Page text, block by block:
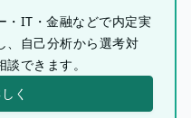
・IT・金融などで内定実
、自己分析から選考対
できます。
く